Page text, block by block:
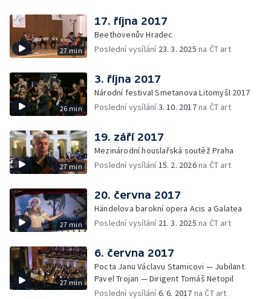
27 min
17. října 2017
Beethovenův Hradec
Poslední vysílání 23. 3. 2025 na ČT art
26 min
3. října 2017
Národní festival Smetanova Litomyšl 2017
Poslední vysílání3. 10. 2017na ČT art
27 min
19. září 2017
Mezinárodní houslařská soutěž Praha
Poslední vysílání 15. 2. 2026na ČT art
27 min
20. června 2017
Händelova barokní opera Acis a Galatea
Poslední vysílání 21. 3. 2025 na ČT art
27 min
6. června 2017
Pocta Janu Václavu Stamicovi — Jubilant
Pavel Trojan — Dirigent Tomáš Netopil
Poslední vysílání6. 6. 2017 na ČT art